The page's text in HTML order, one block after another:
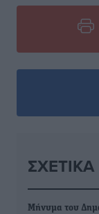
ΣΧΕΤΙΚΆ
Μήνυμα του